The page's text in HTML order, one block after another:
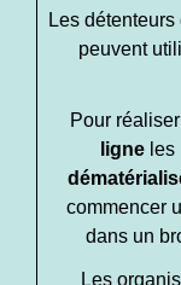
Les
peuvent
Pour
ligneles
commencer
dans un
Les